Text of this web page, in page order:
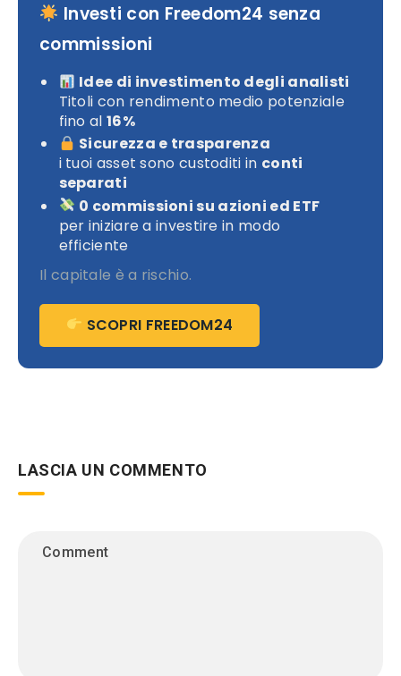
Investi con Freedom24 senza
commissioni
Idee di investimento degli analisti
Titoli con rendimento medio potenziale
fino al 16%
Sicurezza e trasparenza
i tuoi asset sono custoditi in conti
separati
0 commissioni su azioni ed ETF
per iniziare a investire in modo
efficiente
Il capitale è a rischio.
SCOPRI FREEDOM24
LASCIA UN COMMENTO